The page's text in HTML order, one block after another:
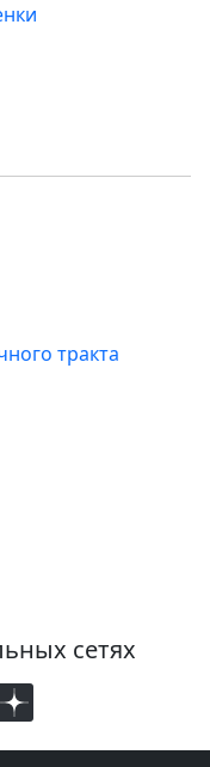
тракта
сетях